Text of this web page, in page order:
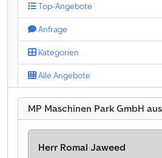
Top-Angebote
Anfrage
Kategorien
Alle Angebote
MP Maschinen Park GmbH
Herr Romal Jaweed